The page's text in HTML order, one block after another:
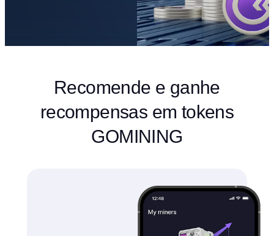
Recomende e ganhe
recompensas em tokens
GOMINING